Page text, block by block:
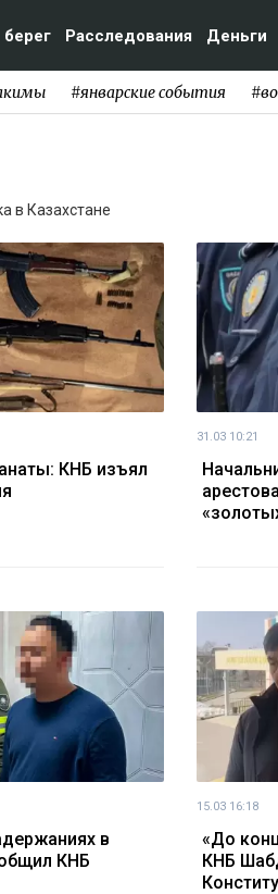
Расследования Деньги
#январские события
в Казахстане
КНБ изъял
31.03 10:21
в
КНБ
15.03 16:18
«До
КНБ